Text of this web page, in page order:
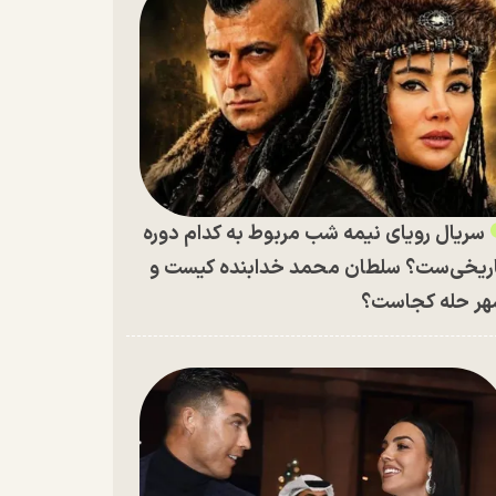
سریال رویای نیمه شب مربوط به کدام دوره
سلطان محمد خدابنده کیست و
حله کجاست؟